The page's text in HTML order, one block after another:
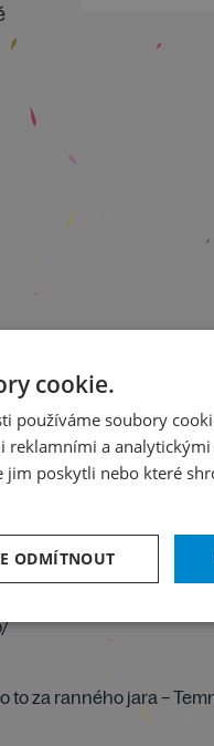
to za ranného jara –
cookie.
používáme soubory
reklamními a
poskytli nebo které
ODMÍTNOUT